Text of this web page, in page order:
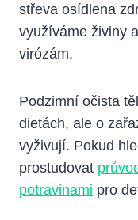
střeva osídlena
využíváme živiny
virózám.
Podzimní očista
dietách, ale o
vyživují. Pokud
prostudovat
potravinami pro